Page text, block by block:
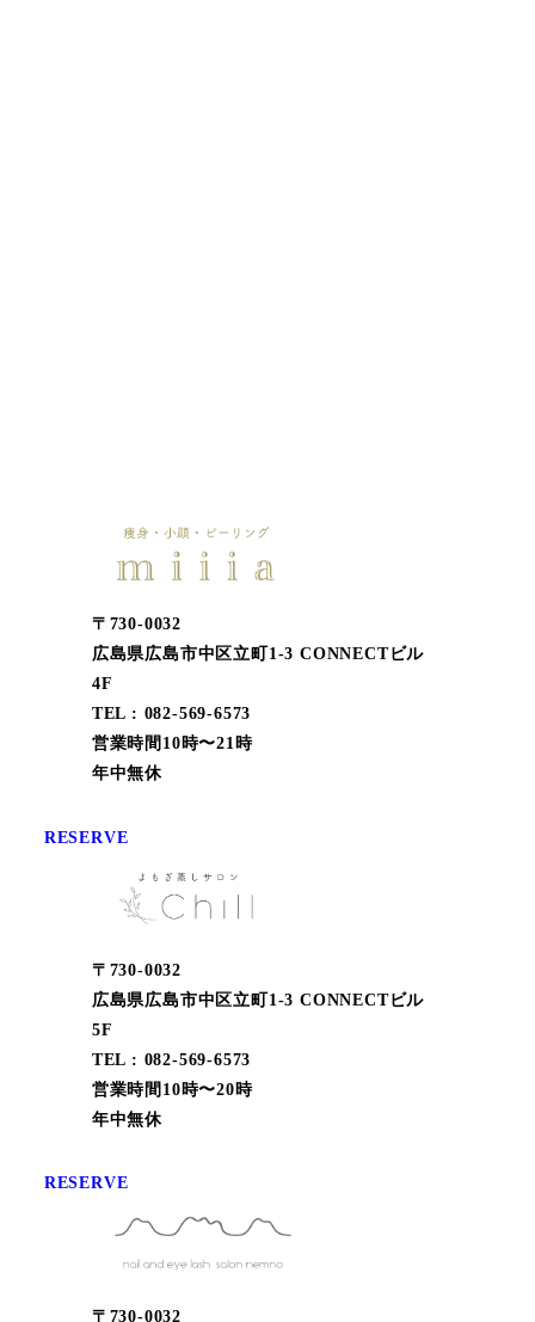
〒730-0032
広島県広島市中区立町1-3 CONNECTビル
4F
TEL : 082-569-6573
営業時間10時〜21時
年中無休
RESERVE
〒730-0032
広島県広島市中区立町1-3 CONNECTビル
5F
TEL : 082-569-6573
営業時間10時〜20時
年中無休
RESERVE
〒730-0032